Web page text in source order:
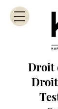
Droit